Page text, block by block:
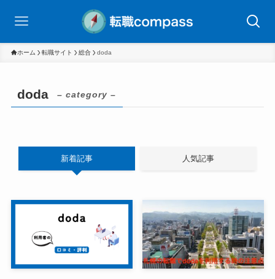
ホーム 転職サイト 総合 doda
doda – category –
新着記事 人気記事